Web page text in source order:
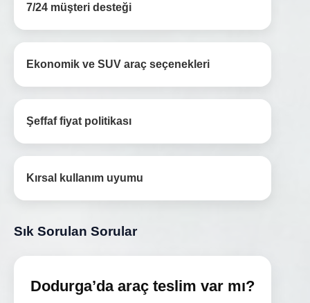
7/24 müşteri desteği
Ekonomik ve SUV araç seçenekleri
Şeffaf fiyat politikası
Kırsal kullanım uyumu
Sık Sorulan Sorular
Dodurga’da araç teslim var mı?